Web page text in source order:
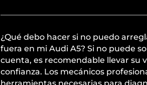
¿Qué debo hacer si no puedo
fuera en mi Audi A5? Si no puede
cuenta, es recomendable llevar su
confianza. Los mecánicos